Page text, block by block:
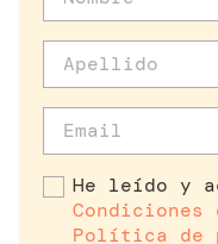
He leído y
Política de